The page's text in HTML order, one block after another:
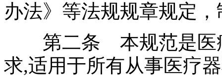
办法》等法规规章规定
第二条 本规范是医疗
求,适用于所有从事医疗